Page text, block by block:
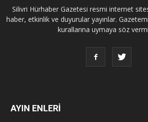
Silivri Hürhaber Gazetesi resmi internet
haber, etkinlik ve duyurular yayınlar.
kurallarına uymaya söz
AYIN ENLERİ